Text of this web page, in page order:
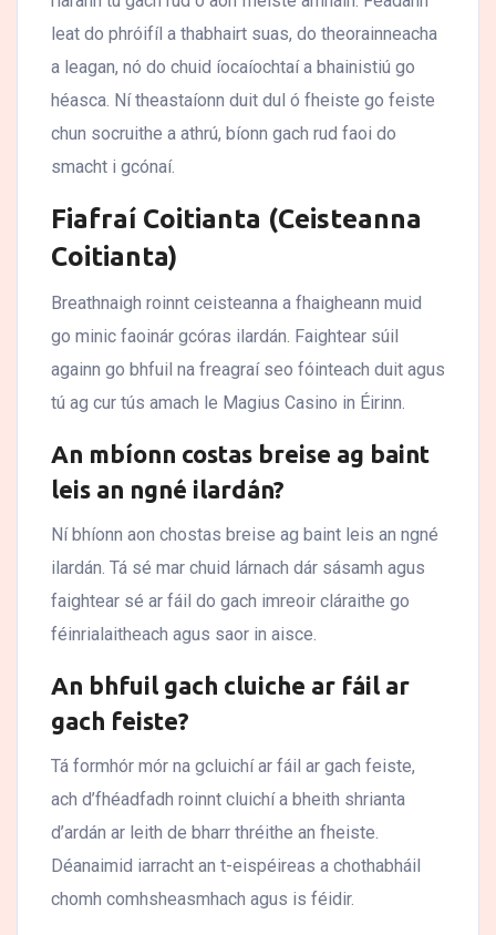
leat do phróifíl a thabhairt suas, do theorainneacha
a leagan, nó do chuid íocaíochtaí a bhainistiú go
héasca. Ní theastaíonn duit dul ó fheiste go feiste
chun socruithe a athrú, bíonn gach rud faoi do
smacht i gcónaí.
Fiafraí Coitianta (Ceisteanna
Coitianta)
Breathnaigh roinnt ceisteanna a fhaigheann muid
go minic faoinár gcóras ilardán. Faightear súil
againn go bhfuil na freagraí seo fóinteach duit agus
tú ag cur tús amach le Magius Casino in Éirinn.
An mbíonn costas breise ag baint
leis an ngné ilardán?
Ní bhíonn aon chostas breise ag baint leis an ngné
ilardán. Tá sé mar chuid lárnach dár sásamh agus
faightear sé ar fáil do gach imreoir cláraithe go
féinrialaitheach agus saor in aisce.
An bhfuil gach cluiche ar fáil ar
gach feiste?
Tá formhór mór na gcluichí ar fáil ar gach feiste,
ach d’fhéadfadh roinnt cluichí a bheith shrianta
d’ardán ar leith de bharr thréithe an fheiste.
Déanaimid iarracht an t-eispéireas a chothabháil
chomh comhsheasmhach agus is féidir.